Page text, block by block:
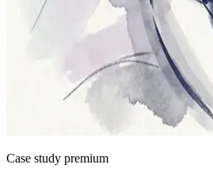
Case study premium